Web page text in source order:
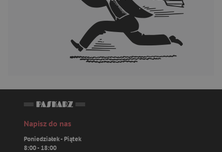
Napisz do nas
Poniedziałek - Piątek
8:00 - 18:00